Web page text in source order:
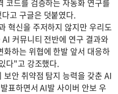
고 구글은 덧붙였다.
혁신을 주저하지 않지만 우리도
커뮤니티 전반에 연구 결과와
하는 위협에 한발 앞서 대응하
다"고 강조했다.
안 취약점 탐지 능력을 갖춘 AI
표하면서 AI발 사이버 안보 우